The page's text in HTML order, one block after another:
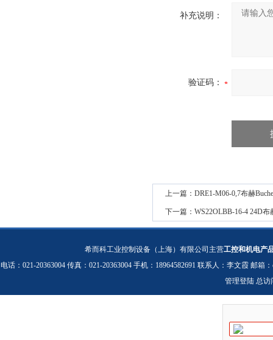
补充说明：
验证码：
上一篇： DRE1-M06-0,7布赫
下一篇： WS22OLBB-16-4 24D
希而科工业控制设备（上海）有限公司主营工控和机电产
电话：021-20363004 传真：021-20363004 手机：18964582691 联系人：李文霞 邮箱：
管理登陆 总访